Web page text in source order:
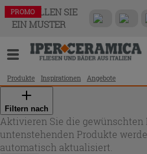
BESTELLEN SIE
EIN MUSTER
Produkte Inspirationen Angebote
Filtern nach
Aktivieren Sie die gewünschten
untenstehenden Produkte
automatisch aktualisiert.
PROMO
PROMO
PROMO
PROMO
PROMO
PROMO
PROMO
PROMO
PROMO
PROMO
PROMO
PROMO